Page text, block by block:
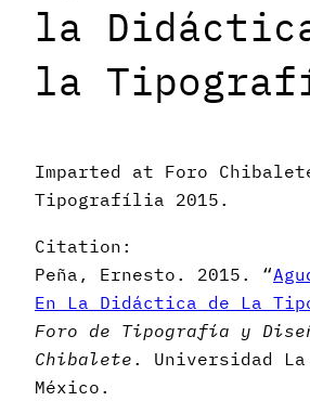
la
la
Imparted at Foro
Tipografília 2015.
Citation:
Peña, Ernesto. 2015. “
En La Didáctica de La
Foro de Tipografía y
Chibalete. Universidad
México.